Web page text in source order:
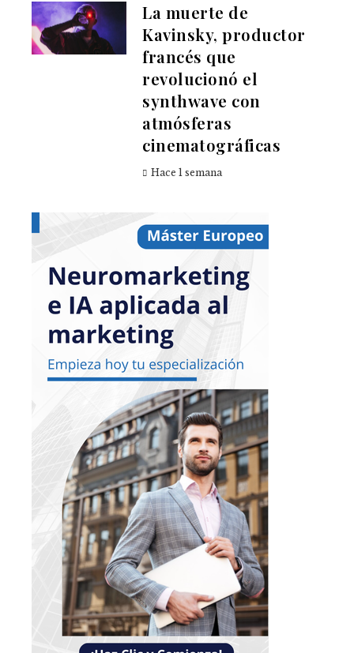
La muerte de
Kavinsky, productor
francés que
revolucionó el
synthwave con
atmósferas
cinematográficas
Hace 1 semana